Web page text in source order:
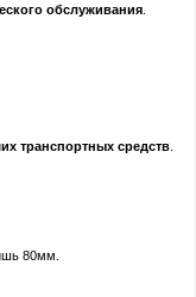
обслуживания
транспортных средств
80мм.